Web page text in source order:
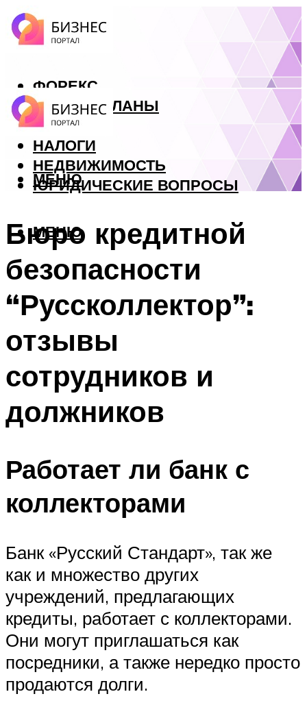
ФОРЕКС
БИЗНЕС ПЛАНЫ
КРЕДИТЫ
НАЛОГИ
НЕДВИЖИМОСТЬ
ЮРИДИЧЕСКИЕ ВОПРОСЫ
МЕНЮ
МЕНЮ
Бюро кредитной
безопасности
“Руссколлектор”:
отзывы
сотрудников и
должников
Работает ли банк с
коллекторами
Банк «Русский Стандарт», так же
как и множество других
учреждений, предлагающих
кредиты, работает с коллекторами.
Они могут приглашаться как
посредники, а также нередко просто
продаются долги.